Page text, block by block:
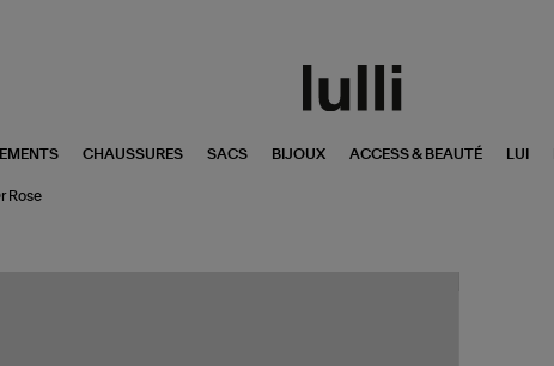
CHAUSSURES SACS BIJOUX ACCESS & BEAUTÉ LUI
Rose